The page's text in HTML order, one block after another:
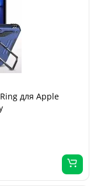
для Apple